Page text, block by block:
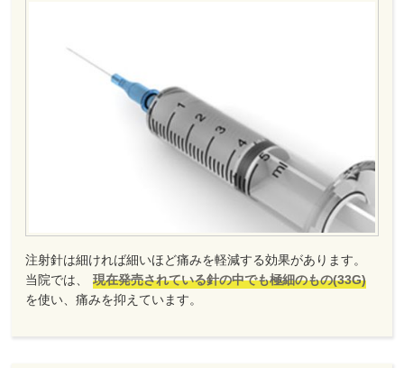
注射針は細ければ細いほど痛みを軽減する効果があります。
当院では、
現在発売されている針の中でも極細のもの(33G)
を使い、痛みを抑えています。